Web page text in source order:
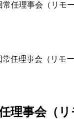
常任理事会（リモ
任理事会（リモ
理事会（